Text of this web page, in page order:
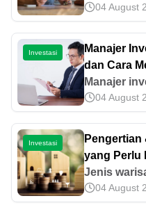
dilakukan.
didapatkan
adalah
di sini!
04 August
Investasi
Manajer
dan Cara
Manajer
instansi
aktivitas
lebih lanjut!
04 August
Investasi
Pengertian
yang Perlu
Jenis
sejak usia
dari emas,
04 August